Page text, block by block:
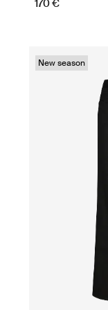
170 €
New season